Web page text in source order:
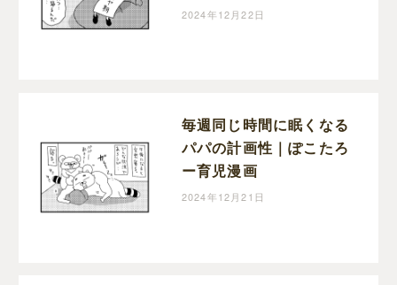
たろー育児漫画
2024年12月22日
毎週同じ時間に眠くなる
パパの計画性｜ぽこたろ
ー育児漫画
2024年12月21日